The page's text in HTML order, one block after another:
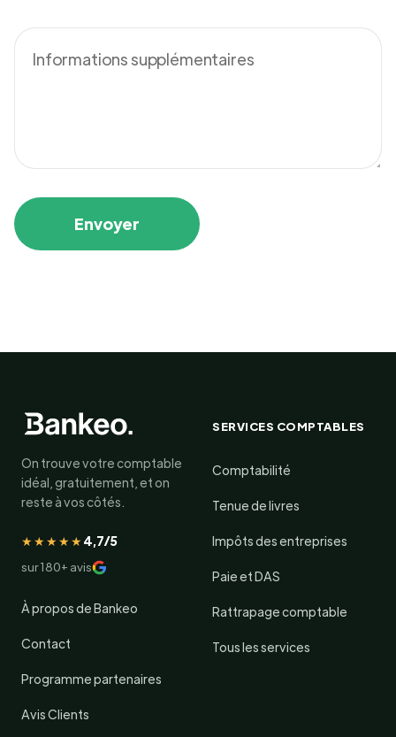
On trouve votre comptable
idéal, gratuitement, et on
reste à vos côtés.
★★★★★4,7/5
sur 180+ avis
À propos de Bankeo
Contact
Programme partenaires
Avis Clients
SERVICES COMPTABLES
Comptabilité
Tenue de livres
Impôts des entreprises
Paie et DAS
Rattrapage comptable
Tous les services